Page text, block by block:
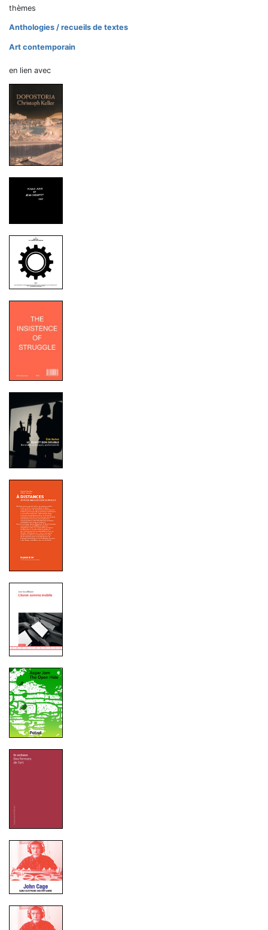
thèmes
Anthologies / recueils de textes
Art contemporain
en lien avec